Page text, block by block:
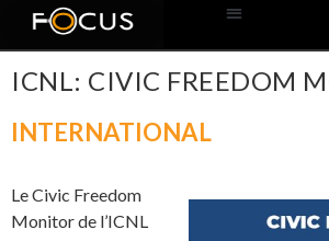
ICNL: CIVIC FREEDOM
INTERNATIONAL
Le Civic Freedom
Monitor de l’ICNL